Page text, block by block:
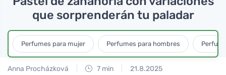
que sorprenderán tu paladar
Perfumes para mujer Perfumes para hombres
Anna Procházková 7 min 21.8.2025